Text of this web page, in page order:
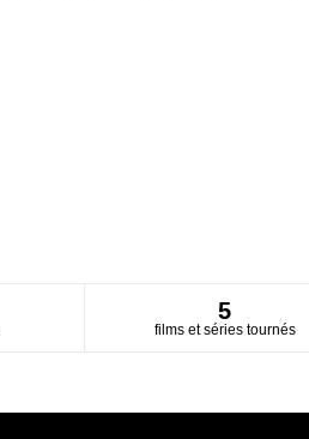
5
films et séries tournés